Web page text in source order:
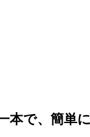
本で、簡単